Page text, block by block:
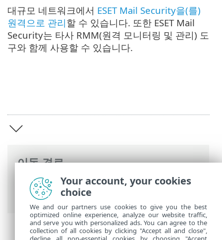
이동 경로
ESET 온라인 도움말>ESET Mail Security>
개요
대규모 네트워크에서 ESET Mail Security을(를)
원격으로 관리할 수 있습니다. 또한 ESET Mail
Security는 타사 RMM(원격 모니터링 및 관리) 도
구와 함께 사용할 수 있습니다.
Your account, your cookies
choice
We and our partners use cookies to give you the best
optimized online experience, analyze our website traffic,
and serve you with personalized ads. You can agree to the
collection of all cookies by clicking "Accept all and close",